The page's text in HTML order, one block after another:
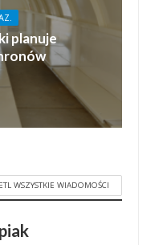
planuje
WSZYSTKIE WIADOMOŚCI